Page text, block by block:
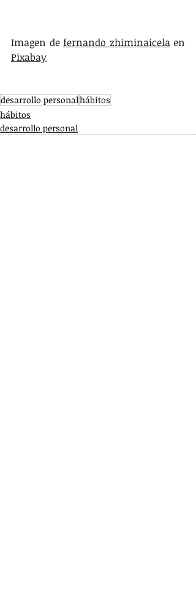
Imagen de fernando zhiminaicela
Pixabay
desarrollo personalhábitos
hábitos
desarrollo personal